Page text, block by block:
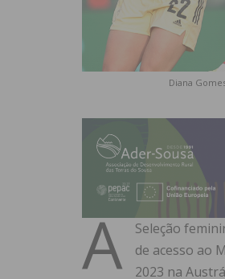
Diana
A
Seleção
de acesso ao
2023 na